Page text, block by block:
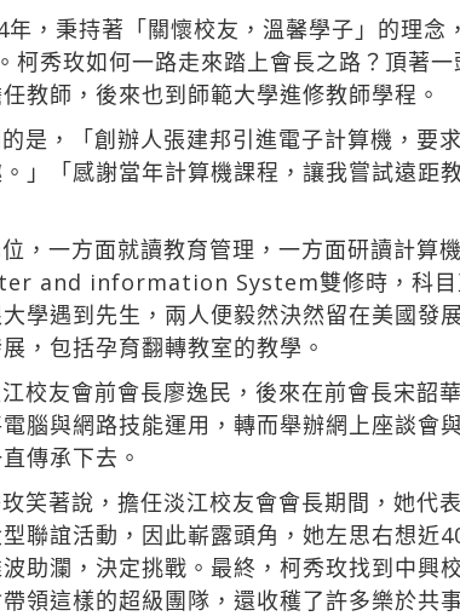
，秉持著「關懷校友，溫馨學子」的理
柯秀玫如何一路走來踏上會長之路？頂著
教師，後來也到師範大學進修教師學程。
是，「創辦人張建邦引進電子計算機，要
」「感謝當年計算機課程，讓我嘗試遠距
，一方面就讀教育管理，一方面研讀計算
and information System雙修時，科目
學遇到先生，兩人便毅然決然留在美國發
，包括孕育翻轉教室的教學。
校友會前會長廖逸民，後來在前會長宋韶
腦與網路技能運用，轉而舉辦網上座談會
傳承下去。
笑著說，擔任淡江校友會會長期間，她代
聯誼活動，因此嶄露頭角，她左思右想近
助瀾，決定挑戰。最終，柯秀玫找到中興
領這樣的超級團隊，還收穫了許多樂於共